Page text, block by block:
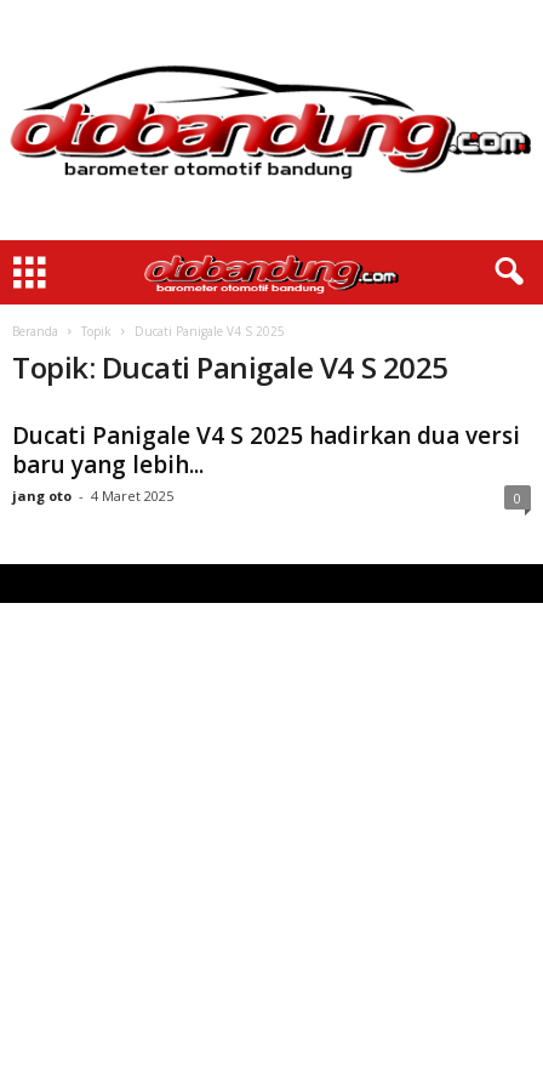
Beranda Topik Ducati Panigale V4 S 2025
Topik: Ducati Panigale V4 S 2025
Ducati Panigale V4 S 2025 hadirkan dua versi
baru yang lebih...
jang oto - 4 Maret 2025 0